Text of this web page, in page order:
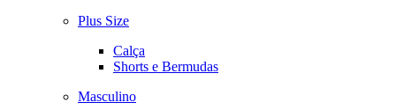
Plus Size
Calça
Shorts e Bermudas
Masculino